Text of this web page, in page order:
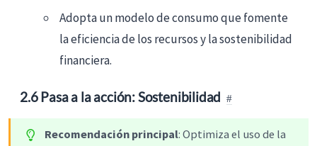
Adopta un modelo de consumo que fomente
la eficiencia de los recursos y la sostenibilidad
financiera.
2.6 Pasa a la acción: Sostenibilidad
Recomendación principal: Optimiza el uso de la